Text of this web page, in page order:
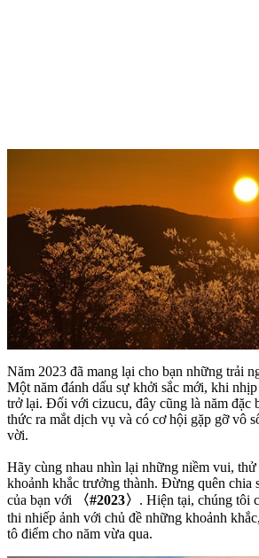
Năm 2023 đã mang lại cho bạn những trải
Một năm đánh dấu sự khởi sắc mới, khi
trở lại. Đối với cizucu, đây cũng là năm đặc
thức ra mắt dịch vụ và có cơ hội gặp gỡ vô
vời.
Hãy cùng nhau nhìn lại những niềm vui, thử
khoảnh khắc trưởng thành. Đừng quên chia
của bạn với
〈#2023〉 . Hiện tại, chúng tôi
thi nhiếp ảnh với chủ đề những khoảnh
tô điểm cho năm vừa qua.